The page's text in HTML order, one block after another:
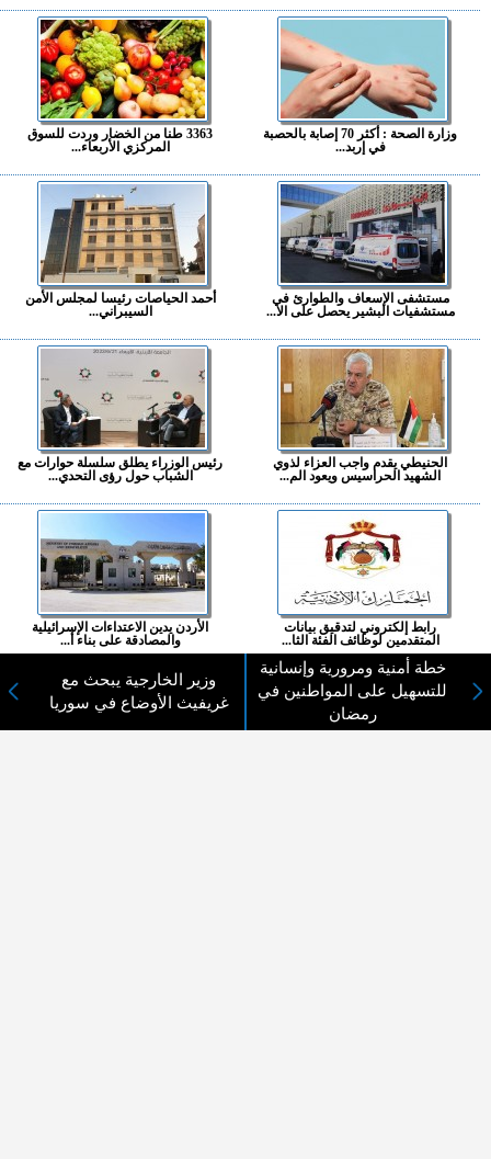
وزارة الصحة : أكثر 70 إصابة بالحصبة
في إربد...
3363 طنا من الخضار وردت للسوق
المركزي الأربعاء...
مستشفى الإسعاف والطوارئ في
مستشفيات البشير يحصل على الا...
أحمد الحياصات رئيسا لمجلس الأمن
السيبراني...
الحنيطي يقدم واجب العزاء لذوي
الشهيد الحراسيس ويعود الم...
رئيس الوزراء يطلق سلسلة حوارات مع
الشباب حول رؤى التحدي...
رابط إلكتروني لتدقيق بيانات
المتقدمين لوظائف الفئة الثا...
الأردن يدين الاعتداءات الإسرائيلية
والمصادقة على بناء أ...
المزيد ...
اختيارات القراء
خطة أمنية ومرورية وإنسانية
للتسهيل على المواطنين في
رمضان
وزير الخارجية يبحث مع
غريفيث الأوضاع في سوريا